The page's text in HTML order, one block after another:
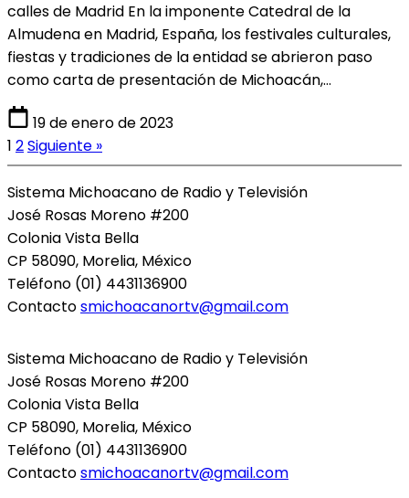
calles de Madrid En la imponente Catedral de la
Almudena en Madrid, España, los festivales culturales,
fiestas y tradiciones de la entidad se abrieron paso
como carta de presentación de Michoacán,…
19 de enero de 2023
1 2Siguiente »
Sistema Michoacano de Radio y Televisión
José Rosas Moreno #200
Colonia Vista Bella
CP 58090, Morelia, México
Teléfono (01) 4431136900
Contactosmichoacanortv@gmail.com
Sistema Michoacano de Radio y Televisión
José Rosas Moreno #200
Colonia Vista Bella
CP 58090, Morelia, México
Teléfono (01) 4431136900
Contactosmichoacanortv@gmail.com